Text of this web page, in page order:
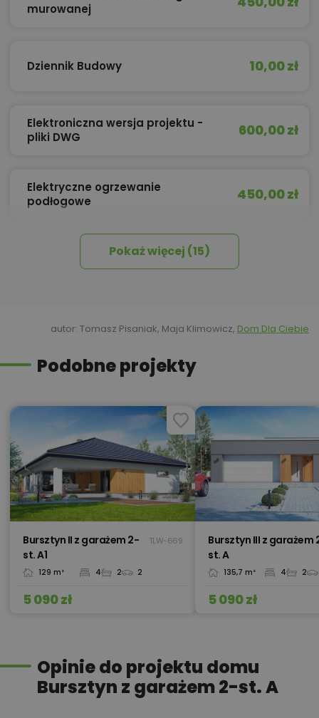
murowanej
Dziennik Budowy 10,00 zł
Elektroniczna wersja projektu -
pliki DWG
600,00 zł
Elektryczne ogrzewanie
podłogowe
450,00 zł
Izolacja celulozowa
wykończony
540,00 zł
Kredyt hipoteczny z operatem za
Okna, żaluzje, rolety 450,00 zł
Pakiet umów i wniosków 450,00 zł
Pompa ciepła 450,00 zł
Przydomowa oczyszczalnia
Pokaż więcej (15)
autor: Tomasz Pisaniak, Maja Klimowicz, Dom Dla Ciebie
Podobne projekty
Bursztyn II z garażem 2-
st. A1
TLW-669
129 m² 4 2 2
5 090 zł
Bursztyn III z garażem
st. A
135,7 m² 4 2
5 090 zł
Opinie do projektu domu
Bursztyn z garażem 2-st. A